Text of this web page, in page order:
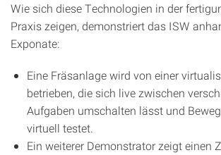
Wie sich diese Technologien in der
Praxis zeigen, demonstriert das ISW
Exponate:
Eine Fräsanlage wird von einer
betrieben, die sich live zwischen
Aufgaben umschalten lässt und
virtuell testet.
Ein weiterer Demonstrator zeigt einen